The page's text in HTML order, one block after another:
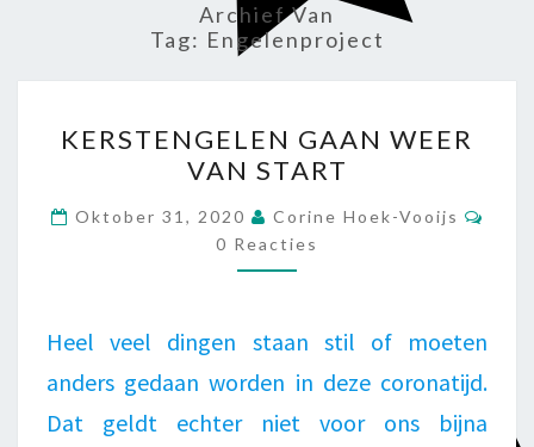
Archief Van
Tag: Engelenproject
GAAN
WEER
VAN
START
KERSTENGELEN GAAN WEER
VAN START
Oktober 31, 2020 Corine Hoek-Vooijs
0 Reacties
Heel veel dingen staan stil of moeten
anders gedaan worden in deze coronatijd.
Dat geldt echter niet voor ons bijna